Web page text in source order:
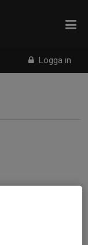
Logga in